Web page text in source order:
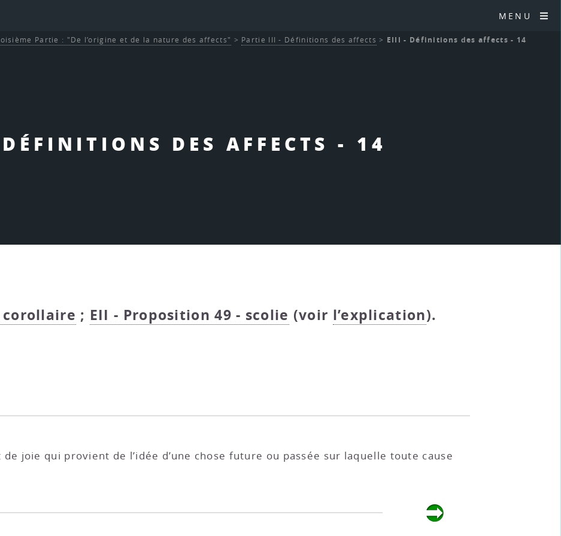
MENU
DES AFFECTS - 14
Partie : "De l’origine et de la nature des affects" > Partie III - Définitions des affects > EIII - Définitions des affects - 14
corollaire ; EII - Proposition 49 - scolie (voir l’explication).
joie qui provient de l’idée d’une chose future ou passée sur laquelle toute cause